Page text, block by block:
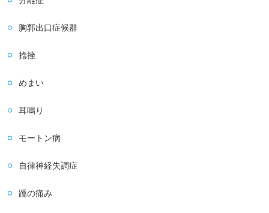
胸郭出口症候群
捻挫
めまい
耳鳴り
モートン病
自律神経失調症
踵の痛み